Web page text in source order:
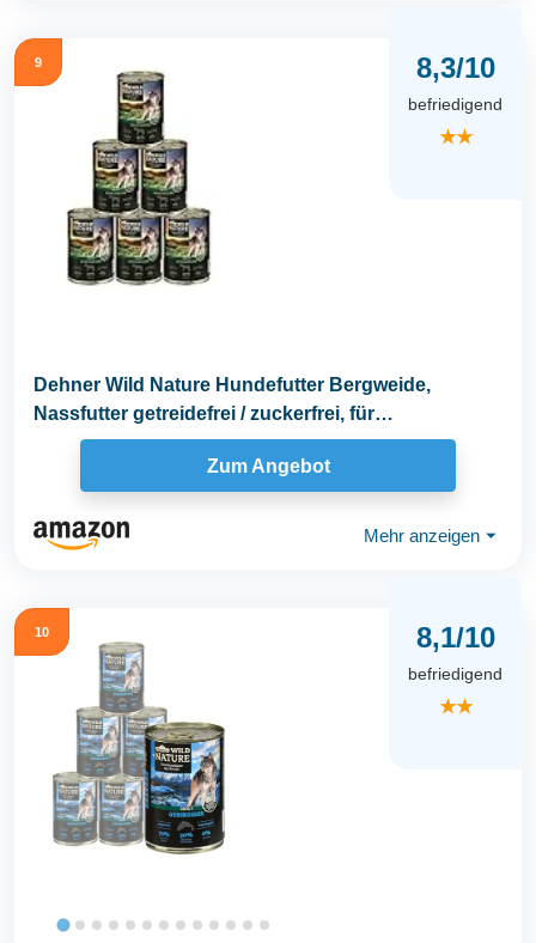
9 8,3/10
befriedigend
★★
Dehner Wild Nature Hundefutter Bergweide,
Nassfutter getreidefrei / zuckerfrei, für
ausgewachsene...
Zum Angebot
Mehr anzeigen ⏷
10 8,1/10
befriedigend
★★